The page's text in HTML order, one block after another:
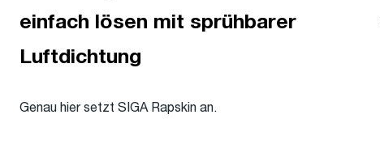
einfach lösen mit sprühbarer
Luftdichtung
Genau hier setzt SIGA Rapskin an.